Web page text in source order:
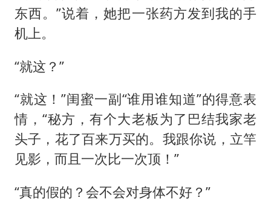
东西。”说着，她把一张药方发到我的手
机上。
“就这？”
“就这！”闺蜜一副“谁用谁知道”的得意表
情，“秘方，有个大老板为了巴结我家老
头子，花了百来万买的。我跟你说，立竿
见影，而且一次比一次顶！”
“真的假的？会不会对身体不好？”